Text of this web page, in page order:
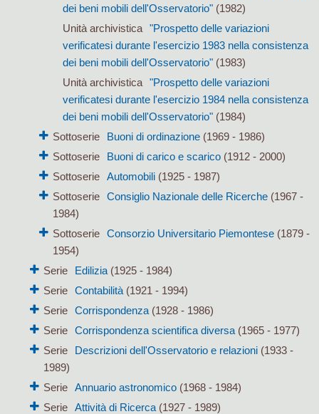
dei beni mobili dell'Osservatorio"(1982)
Unità archivistica
"Prospetto delle variazioni
verificatesi durante l'esercizio 1983 nella consistenza
dei beni mobili dell'Osservatorio"(1983)
Unità archivistica
"Prospetto delle variazioni
verificatesi durante l'esercizio 1984 nella consistenza
dei beni mobili dell'Osservatorio"(1984)
Sottoserie
Buoni di ordinazione (1969 - 1986)
Sottoserie
Buoni di carico e scarico (1912 - 2000)
Sottoserie
Automobili (1925 - 1987)
Sottoserie
Consiglio Nazionale delle Ricerche (1967 -
1984)
Sottoserie
Consorzio Universitario Piemontese (1879 -
1954)
Serie
Edilizia(1925 - 1984)
Serie Contabilità(1921 - 1994)
Serie Corrispondenza(1928 - 1986)
Serie Corrispondenza scientifica diversa(1965 - 1977)
Serie
Descrizioni dell'Osservatorio e relazioni(1933 -
1989)
Serie Annuario astronomico(1968 - 1984)
Serie Attività di Ricerca(1927 - 1989)